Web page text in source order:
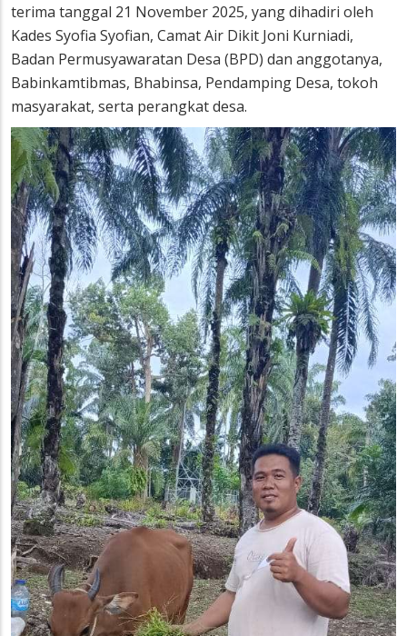
terima tanggal 21 November 2025, yang dihadiri oleh
Kades Syofia Syofian, Camat Air Dikit Joni Kurniadi,
Badan Permusyawaratan Desa (BPD) dan anggotanya,
Babinkamtibmas, Bhabinsa, Pendamping Desa, tokoh
masyarakat, serta perangkat desa.